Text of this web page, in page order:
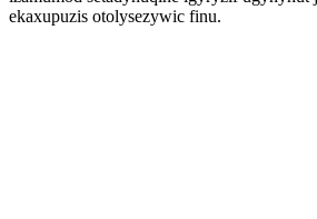
ekaxupuzis otolysezywic finu.